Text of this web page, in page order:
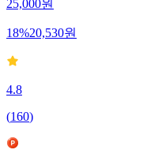
25,000원
18%20,530원
4.8
(160)